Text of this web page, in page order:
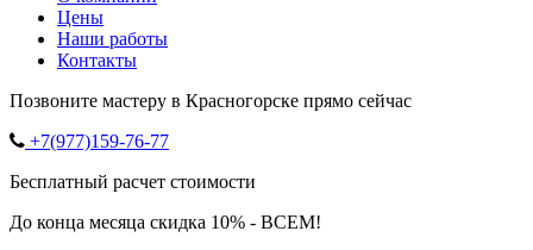
Цены
Наши работы
Контакты
Позвоните мастеру в Красногорске прямо сейчас
+7(977)159-76-77
Бесплатный расчет стоимости
До конца месяца скидка 10% - ВСЕМ!